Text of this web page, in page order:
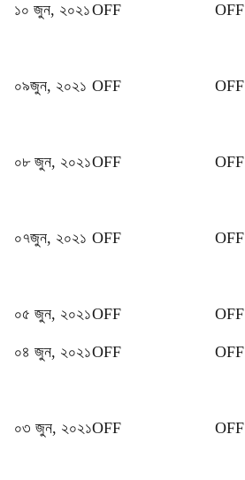
১০ জুন, ২০২১OFF OFF
০৯জুন, ২০২১ OFF OFF
০৮ জুন, ২০২১OFF OFF
০৭জুন, ২০২১ OFF OFF
০৫ জুন, ২০২১OFF OFF
০৪ জুন, ২০২১OFF OFF
০৩ জুন, ২০২১OFF OFF